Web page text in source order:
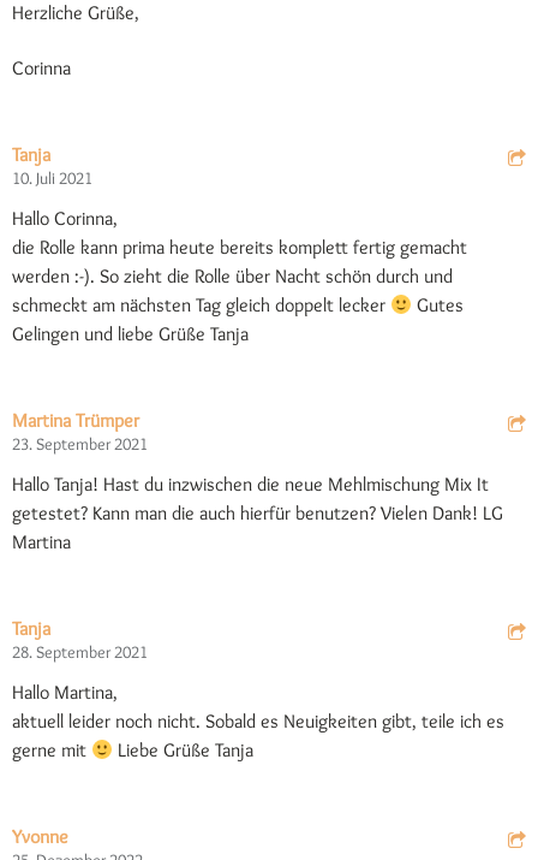
Herzliche Grüße,
Corinna
Tanja
10. Juli 2021
Hallo Corinna,
die Rolle kann prima heute bereits komplett fertig gemacht
werden :-). So zieht die Rolle über Nacht schön durch und
schmeckt am nächsten Tag gleich doppelt lecker
Gutes
Gelingen und liebe Grüße Tanja
Martina Trümper
23. September 2021
Hallo Tanja! Hast du inzwischen die neue Mehlmischung Mix It
getestet? Kann man die auch hierfür benutzen? Vielen Dank! LG
Martina
Tanja
28. September 2021
Hallo Martina,
aktuell leider noch nicht. Sobald es Neuigkeiten gibt, teile ich es
gerne mit
Liebe Grüße Tanja
Yvonne